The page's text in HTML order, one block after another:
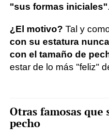
"sus formas iniciales".
¿El motivo? Tal y
con su estatura
con el tamaño de
estar de lo más "feliz"
Otras famosas que
pecho